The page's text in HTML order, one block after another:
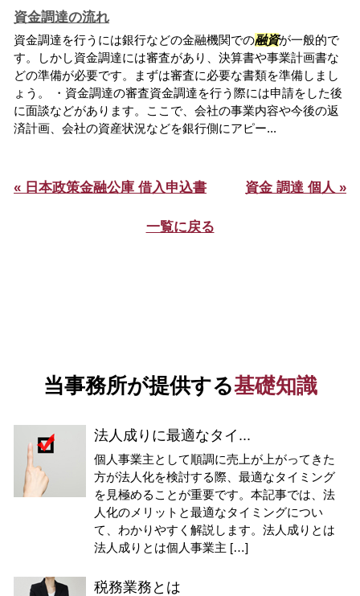
資金調達の流れ
資金調達を行うには銀行などの金融機関での融資が一般的で
す。しかし資金調達には審査があり、決算書や事業計画書な
どの準備が必要です。まずは審査に必要な書類を準備しまし
ょう。 ・資金調達の審査資金調達を行う際には申請をした後
に面談などがあります。ここで、会社の事業内容や今後の返
済計画、会社の資産状況などを銀行側にアピー...
« 日本政策金融公庫 借入申込書 資金 調達 個人 »
一覧に戻る
当事務所が提供する基礎知識
法人成りに最適なタイ...
個人事業主として順調に売上が上がってきた
方が法人化を検討する際、最適なタイミング
を見極めることが重要です。本記事では、法
人化のメリットと最適なタイミングについ
て、わかりやすく解説します。法人成りとは
法人成りとは個人事業主 […]
税務業務とは